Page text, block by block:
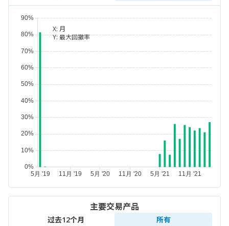
X: 月
Y:最大回撤率
主要交易产品
过去12个月 所有